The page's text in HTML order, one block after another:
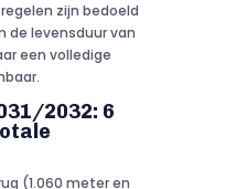
zijn bedoeld
de levensduur van
een volledige
2032: 6
(1.060 meter en